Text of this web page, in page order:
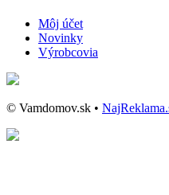
Môj účet
Novinky
Výrobcovia
© Vamdomov.sk •